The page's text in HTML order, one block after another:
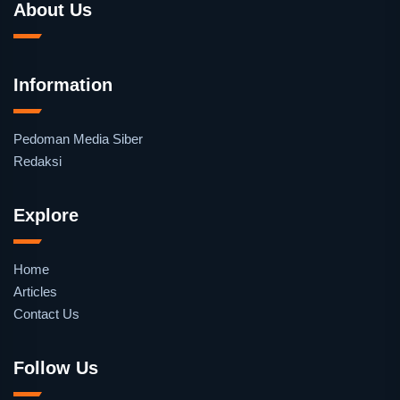
About Us
Information
Pedoman Media Siber
Redaksi
Explore
Home
Articles
Contact Us
Follow Us